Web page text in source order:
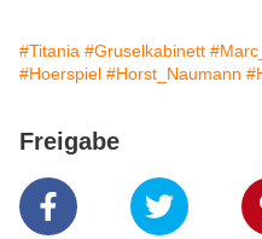
#Titania #Gruselkabinett
#Hoerspiel #Horst_Naumann
Freigabe